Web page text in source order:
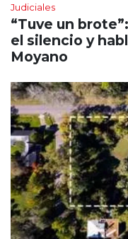
Judiciales
“Tuve un
el silencio y
Moyano